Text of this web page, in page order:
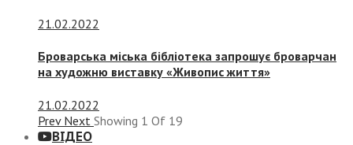
21.02.2022
Броварська міська бібліотека запрошує броварчан
на художню виставку «Живопис життя»
21.02.2022
Prev Next Showing 1 Of 19
ВІДЕО